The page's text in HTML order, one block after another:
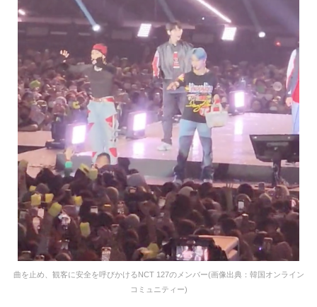
曲を止め、観客に安全を呼びかけるNCT 127のメンバー(画像出典：韓国オンライン
コミュニティー)